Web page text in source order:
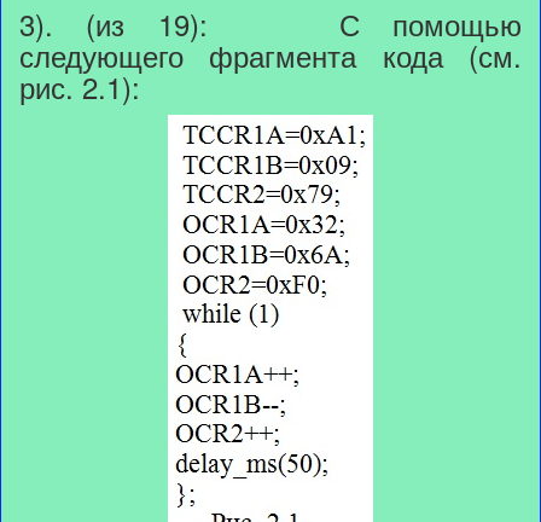
3). (из 19): С помощью
следующего фрагмента кода (см.
рис. 2.1):